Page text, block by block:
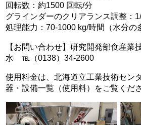
回転数：約1500 回転/分
グラインダーのクリアランス調整：
処理能力：70-1000 kg/時間（水分の
【お問い合わせ】研究開発部食産
水 ℡（0138）34-2600
使用料金は、北海道立工業技術セン
器・設備一覧（使用料）をご覧くださ